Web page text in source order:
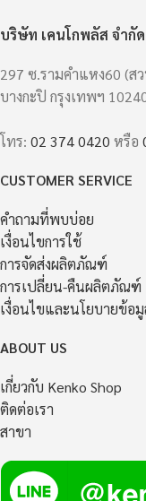
บริษัท เคนโกพลัส จำกัด
297 ซ.รามคำแหง60 (ส
บางกะปิ กรุงเทพฯ
โทร: 02 374 0420 หรือ
CUSTOMER SERVICE
คำถามที่พบบ่อย
เงื่อนไขการใช้
การจัดส่งผลิตภัณฑ์
การเปลี่ยน-คืนผลิตภัณฑ์
เงื่อนไขและนโยบายข้อ
ABOUT US
เกี่ยวกับ Kenko Shop
ติดต่อเรา
สาขา